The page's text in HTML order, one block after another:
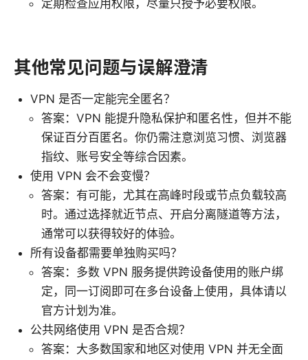
定期检查应用权限，尽量只授予必要权限。
其他常见问题与误解澄清
VPN 是否一定能完全匿名？
答案：VPN 能提升隐私保护和匿名性，但并不能
保证百分百匿名。你仍需注意浏览习惯、浏览器
指纹、账号安全等综合因素。
使用 VPN 会不会变慢？
答案：有可能，尤其在高峰时段或节点负载较高
时。通过选择就近节点、开启分离隧道等方法，
通常可以获得较好的体验。
所有设备都需要单独购买吗？
答案：多数 VPN 服务提供跨设备使用的账户绑
定，同一订阅即可在多台设备上使用，具体请以
官方计划为准。
公共网络使用 VPN 是否合规？
答案：大多数国家和地区对使用 VPN 并无全面